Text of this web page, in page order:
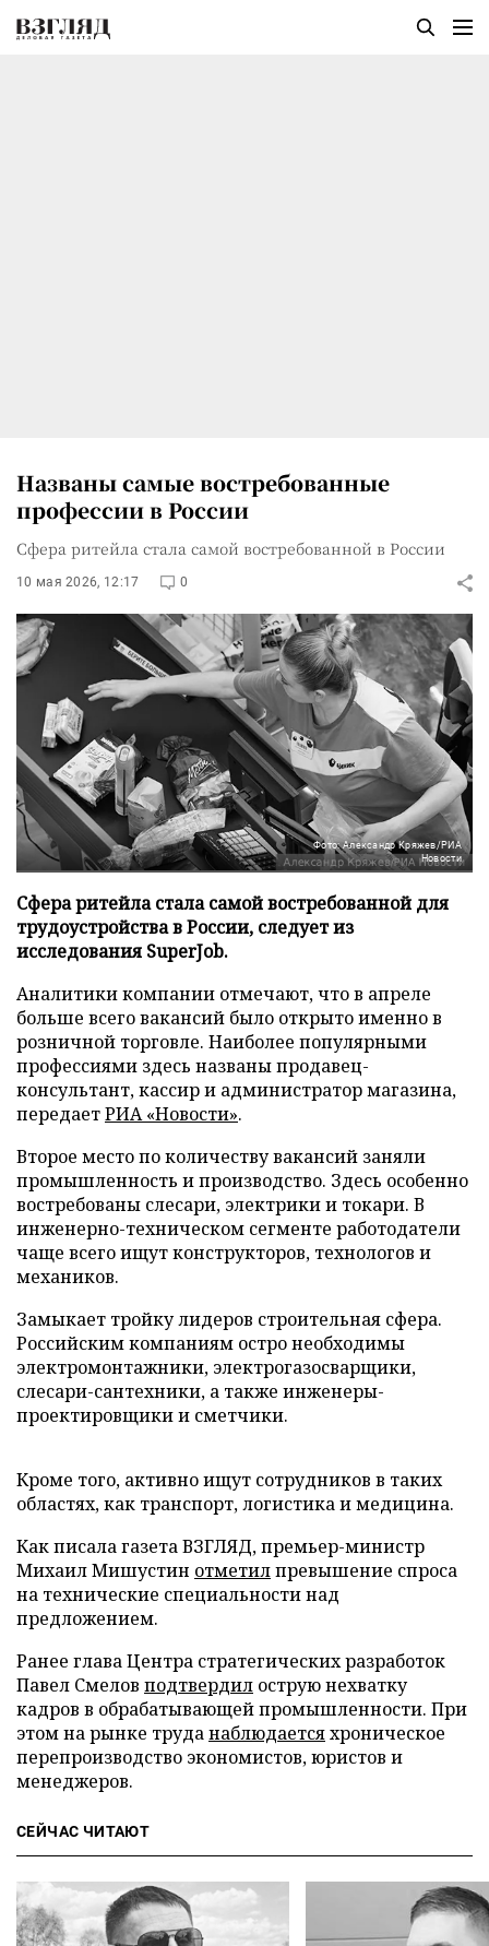
Названы самые востребованные
профессии в России
Сфера ритейла стала самой востребованной в России
10 мая 2026, 12:17 0
Фото: Александр Кряжев/РИА
Новости
Сфера ритейла стала самой востребованной для
трудоустройства в России, следует из
исследования SuperJob.
Аналитики компании отмечают, что в апреле
больше всего вакансий было открыто именно в
розничной торговле. Наиболее популярными
профессиями здесь названы продавец-
консультант, кассир и администратор магазина,
передаетРИА «Новости».
Второе место по количеству вакансий заняли
промышленность и производство. Здесь особенно
востребованы слесари, электрики и токари. В
инженерно-техническом сегменте работодатели
чаще всего ищут конструкторов, технологов и
механиков.
Замыкает тройку лидеров строительная сфера.
Российским компаниям остро необходимы
электромонтажники, электрогазосварщики,
слесари-сантехники, а также инженеры-
проектировщики и сметчики.
Кроме того, активно ищут сотрудников в таких
областях, как транспорт, логистика и медицина.
Как писала газета ВЗГЛЯД, премьер-министр
Михаил Мишустин отметилпревышение спроса
на технические специальности над
предложением.
Ранее глава Центра стратегических разработок
Павел Смелов подтвердил острую нехватку
кадров в обрабатывающей промышленности. При
этом на рынке труданаблюдаетсяхроническое
перепроизводство экономистов, юристов и
менеджеров.
СЕЙЧАС ЧИТАЮТ